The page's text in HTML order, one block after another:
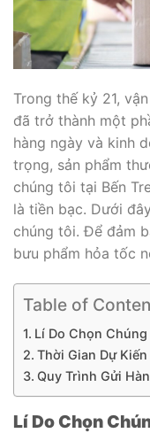
Trong thế kỷ 21,
đã trở thành một
hàng ngày và kinh
trọng, sản phẩm
chúng tôi tại Bến
là tiền bạc. Dưới
chúng tôi. Để đảm
bưu phẩm hỏa tốc
Table of
Lí Do Chọn Chúng
Thời Gian Dự Kiến
Quy Trình Gửi
Lí Do Chọn